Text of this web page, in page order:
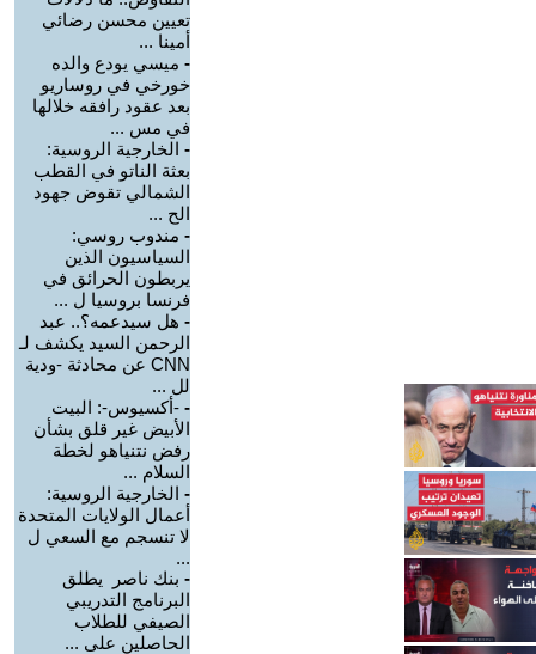
تعيين محسن رضائي
أمينا ...
- ميسي يودع والده
خورخي في روساريو
بعد عقود رافقه خلالها
في مس ...
- الخارجية الروسية:
بعثة الناتو في القطب
الشمالي تقوض جهود
الح ...
- مندوب روسي:
السياسيون الذين
يربطون الحرائق في
فرنسا بروسيا ل ...
- هل سيدعمه؟.. عبد
الرحمن السيد يكشف لـ
CNN عن محادثة -ودية
لل ...
- -أكسيوس-: البيت
الأبيض غير قلق بشأن
رفض نتنياهو لخطة
السلام ...
- الخارجية الروسية:
أعمال الولايات المتحدة
لا تنسجم مع السعي ل
...
- بنك ناصر يطلق
البرنامج التدريبي
الصيفي للطلاب
الحاصلين على ...